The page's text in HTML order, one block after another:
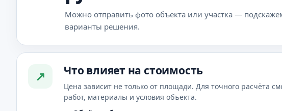
Можно отправить фото объекта или участка —
варианты решения.
↗ Что влияет на стоимость
Цена зависит не только от площади. Для точного расчёта
работ, материалы и условия объекта.